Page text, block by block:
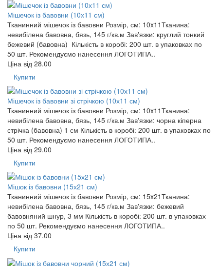
Мішечок із бавовни (10х11 см)
Тканинний мішечок із бавовни Розмір, см: 10x11Тканина:
невибілена бавовна, бязь, 145 г/кв.м Зав'язки: круглий тонкий
бежевий (бавовна) Кількість в коробі: 200 шт. в упаковках по
50 шт. Рекомендуємо нанесення ЛОГОТИПА..
Ціна від 28.00
Купити
Мішечок із бавовни зі стрічкою (10х11 см)
Тканинний мішечок із бавовни Розмір, см: 10x11Тканина:
невибілена бавовна, бязь, 145 г/кв.м Зав'язки: чорна кіперна
стрічка (бавовна) 1 см Кількість в коробі: 200 шт. в упаковках по
50 шт. Рекомендуємо нанесення ЛОГОТИПА..
Ціна від 29.00
Купити
Мішок із бавовни (15х21 см)
Тканинний мішечок із бавовни Розмір, см: 15x21Тканина:
невибілена бавовна, бязь, 145 г/кв.м Зав'язки: бежевий
бавовняний шнур, 3 мм Кількість в коробі: 200 шт. в упаковках
по 50 шт. Рекомендуємо нанесення ЛОГОТИПА..
Ціна від 37.00
Купити